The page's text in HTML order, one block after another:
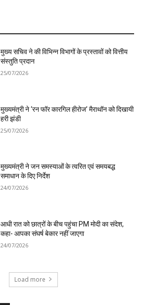
मुख्य सचिव ने की विभिन्न विभागों के प्रस्तावों को वित्तीय
संस्तुति प्रदान
25/07/2026
मुख्यमंत्री ने ‘रन फॉर कारगिल हीरोज’ मैराथॉन को दिखायी
हरी झंडी
25/07/2026
मुख्यमंत्री ने जन समस्याओं के त्वरित एवं समयबद्ध
समाधान के दिए निर्देश
24/07/2026
आधी रात को छात्रों के बीच पहुंचा PM मोदी का संदेश,
कहा- आपका संघर्ष बेकार नहीं जाएगा
24/07/2026
Load more